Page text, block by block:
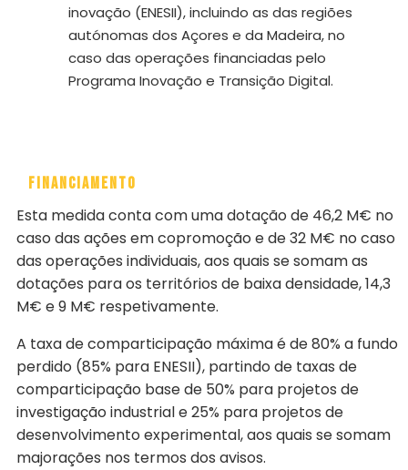
inovação (ENESII), incluindo as das regiões
autónomas dos Açores e da Madeira, no
caso das operações financiadas pelo
Programa Inovação e Transição Digital.
Financiamento
Esta medida conta com uma dotação de 46,2 M€ no
caso das ações em copromoção e de 32 M€ no caso
das operações individuais, aos quais se somam as
dotações para os territórios de baixa densidade, 14,3
M€ e 9 M€ respetivamente.
A taxa de comparticipação máxima é de 80% a fundo
perdido (85% para ENESII), partindo de taxas de
comparticipação base de 50% para projetos de
investigação industrial e 25% para projetos de
desenvolvimento experimental, aos quais se somam
majorações nos termos dos avisos.